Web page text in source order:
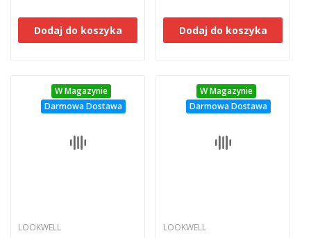
Dodaj do koszyka Dodaj do koszyka
W Magazynie
Darmowa Dostawa
LOOKWELL
W Magazynie
Darmowa Dostawa
LOOKWELL